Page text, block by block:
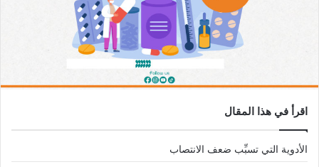
اقرأ في هذا المقال
الأدوية التي تسبِّب ضعف الانتصاب